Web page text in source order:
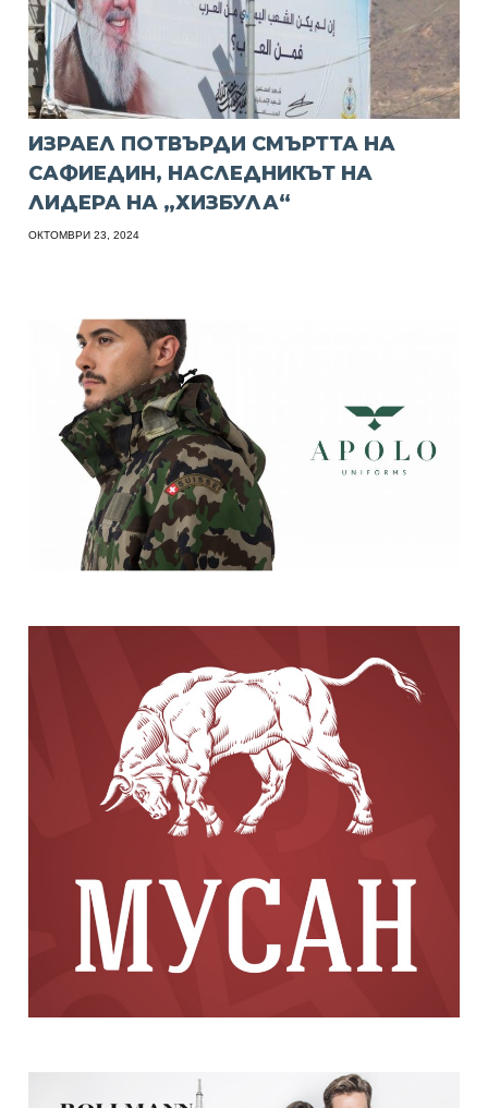
ИЗРАЕЛ ПОТВЪРДИ СМЪРТТА НА
САФИЕДИН, НАСЛЕДНИКЪТ НА
ЛИДЕРА НА „ХИЗБУЛА“
ОКТОМВРИ 23, 2024